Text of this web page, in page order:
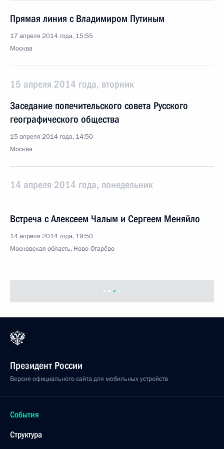
Прямая линия с Владимиром Путиным
17 апреля 2014 года, 15:55
Москва
15 апреля 2014 года, вторник
Заседание попечительского совета Русского
географического общества
15 апреля 2014 года, 14:50
Москва
14 апреля 2014 года, понедельник
Встреча с Алексеем Чалым и Сергеем Меняйло
14 апреля 2014 года, 19:50
Московская область, Ново-Огарёво
Президент России
Версия официального сайта для мобильных устройств
События
Структура